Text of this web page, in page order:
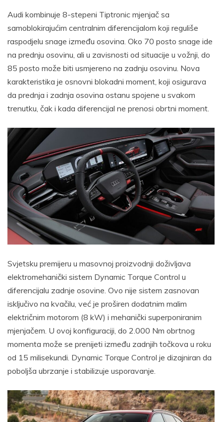
Audi kombinuje 8-stepeni Tiptronic mjenjač sa
samoblokirajućim centralnim diferencijalom koji reguliše
raspodjelu snage između osovina. Oko 70 posto snage ide
na prednju osovinu, ali u zavisnosti od situacije u vožnji, do
85 posto može biti usmjereno na zadnju osovinu. Nova
karakteristika je osnovni blokadni moment, koji osigurava
da prednja i zadnja osovina ostanu spojene u svakom
trenutku, čak i kada diferencijal ne prenosi obrtni moment.
Svjetsku premijeru u masovnoj proizvodnji doživljava
elektromehanički sistem Dynamic Torque Control u
diferencijalu zadnje osovine. Ovo nije sistem zasnovan
isključivo na kvačilu, već je proširen dodatnim malim
električnim motorom (8 kW) i mehanički superponiranim
mjenjačem. U ovoj konfiguraciji, do 2.000 Nm obrtnog
momenta može se prenijeti između zadnjih točkova u roku
od 15 milisekundi. Dynamic Torque Control je dizajniran da
poboljša ubrzanje i stabilizuje usporavanje.